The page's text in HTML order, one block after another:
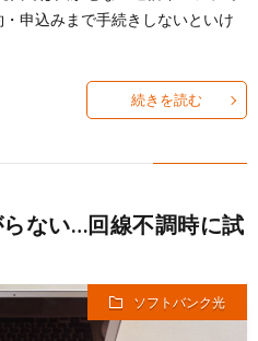
申込みまで手続きしないといけ
続きを読む
ない…回線不調時に試
ソフトバンク光